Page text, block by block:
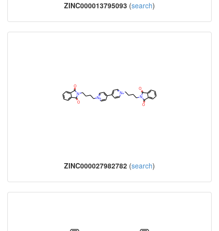
ZINC000013795093 (search)
ZINC000027982782 (search)